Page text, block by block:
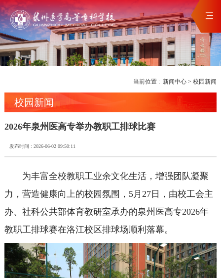
当前位置 :新闻中心 >校园新闻
校园新闻
2026年泉州医高专举办教职工排球比赛
发布时间 : 2026-06-02 09:50:11
为丰富全校教职工业余文化生活，增强团队凝聚
力，营造健康向上的校园氛围，5月27日，由校工会主
办、社科公共部体育教研室承办的泉州医高专2026年
教职工排球赛在洛江校区排球场顺利落幕。